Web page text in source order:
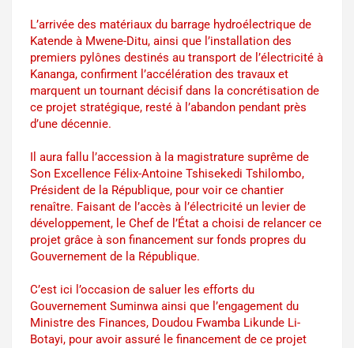
L’arrivée des matériaux du barrage hydroélectrique de
Katende à Mwene-Ditu, ainsi que l’installation des
premiers pylônes destinés au transport de l’électricité à
Kananga, confirment l’accélération des travaux et
marquent un tournant décisif dans la concrétisation de
ce projet stratégique, resté à l’abandon pendant près
d’une décennie.
Il aura fallu l’accession à la magistrature suprême de
Son Excellence Félix-Antoine Tshisekedi Tshilombo,
Président de la République, pour voir ce chantier
renaître. Faisant de l’accès à l’électricité un levier de
développement, le Chef de l’État a choisi de relancer ce
projet grâce à son financement sur fonds propres du
Gouvernement de la République.
C’est ici l’occasion de saluer les efforts du
Gouvernement Suminwa ainsi que l’engagement du
Ministre des Finances, Doudou Fwamba Likunde Li-
Botayi, pour avoir assuré le financement de ce projet